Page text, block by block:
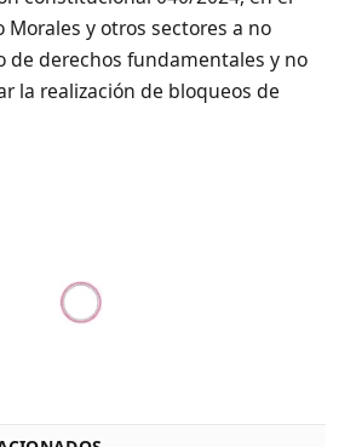
Morales y otros sectores a no
de derechos fundamentales y no
la realización de bloqueos de